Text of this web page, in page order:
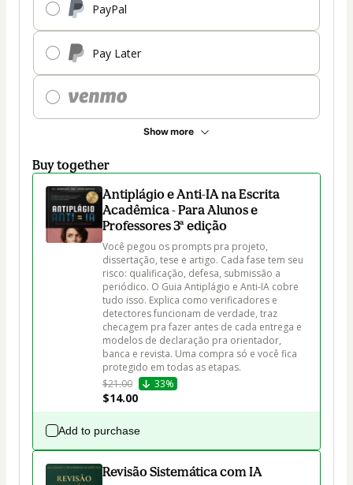
PayPal
Pay Later
Show more
Buy together
Antiplágio e Anti-IA na Escrita
Acadêmica - Para Alunos e
Professores 3ª edição
Você pegou os prompts pra projeto,
dissertação, tese e artigo. Cada fase tem seu
risco: qualificação, defesa, submissão a
periódico. O Guia Antiplágio e Anti-IA cobre
tudo isso. Explica como verificadores e
detectores funcionam de verdade, traz
checagem pra fazer antes de cada entrega e
modelos de declaração pra orientador,
banca e revista. Uma compra só e você fica
protegido em todas as etapas.
$21.00
33%
$14.00
Add to purchase
Revisão Sistemática com IA